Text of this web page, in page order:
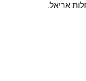
אריאל.